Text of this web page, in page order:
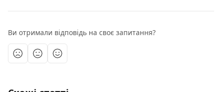
Ви отримали відповідь на своє запитання?